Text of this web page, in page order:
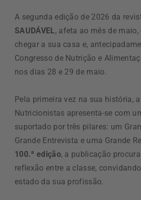
A segunda edição de 2026 da
SAUDÁVEL, afeta ao mês de maio,
chegar a sua casa e,
Congresso de Nutrição e
nos dias 28 e 29 de maio.
Pela primeira vez na sua história,
Nutricionistas apresenta-se com
suportado por três pilares: um
Grande Entrevista e uma Grande
100.ª edição, a publicação
reflexão entre a classe,
estado da sua profissão.